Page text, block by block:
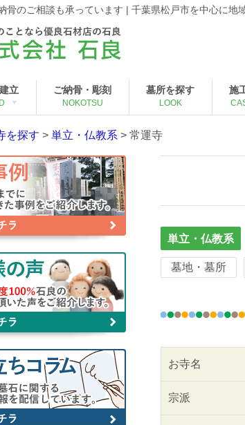
骨のご相談も承っています | 千葉県松戸市を中心に地
立 ご納骨・彫刻
NOKOTSU
墓所を探す
LOOK
施
を探す > 単立・仏教系 > 常運寺
単立・仏教系
墓地・墓所
お寺名
宗派